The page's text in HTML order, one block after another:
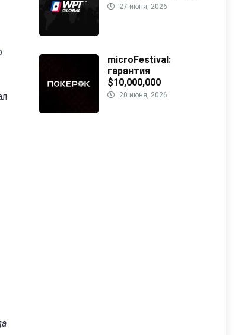
27 июня, 2026
microFestival:
гарантия
$10,000,000
20 июня, 2026